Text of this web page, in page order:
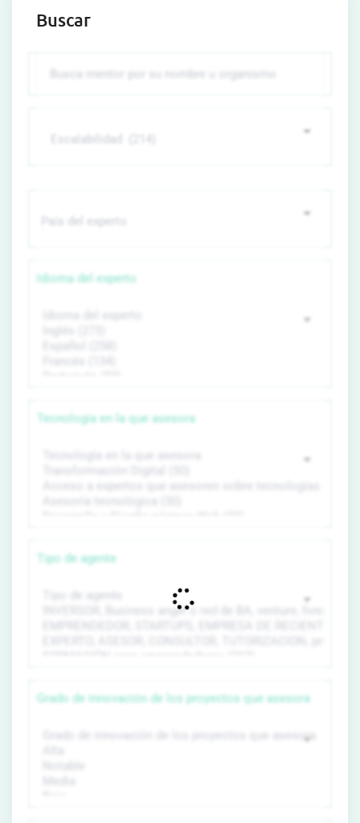
Buscar
Idioma del experto
Tecnología en la que asesora
Tipo de agente
Grado de innovación de los proyectos que asesora